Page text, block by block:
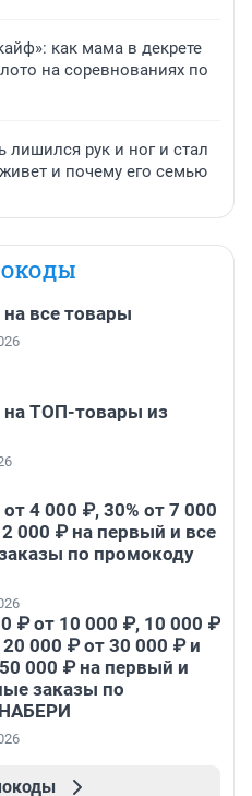
как мама в декрете
на соревнованиях по
лишился рук и ног и стал
и почему его семью
все товары
на ТОП-товары из
4 000 ₽, 30% от 7 000
000 ₽ на первый и все
по промокоду
₽ от 10 000 ₽, 10 000 ₽
000 ₽ от 30 000 ₽ и
000 ₽ на первый и
заказы по